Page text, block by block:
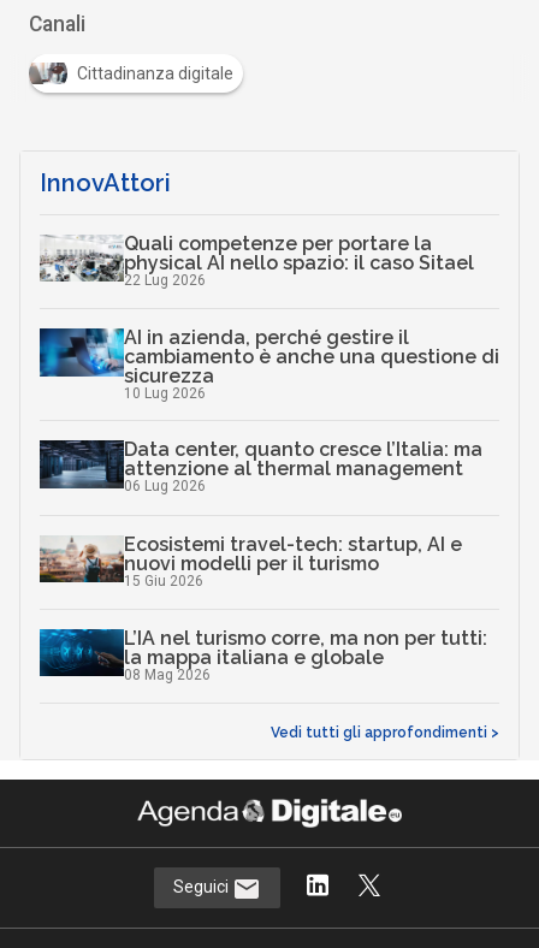
Canali
Cittadinanza digitale
InnovAttori
Quali competenze per portare la
physical AI nello spazio: il caso Sitael
22 Lug 2026
AI in azienda, perché gestire il
cambiamento è anche una questione di
sicurezza
10 Lug 2026
Data center, quanto cresce l’Italia: ma
attenzione al thermal management
06 Lug 2026
Ecosistemi travel-tech: startup, AI e
nuovi modelli per il turismo
15 Giu 2026
L’IA nel turismo corre, ma non per tutti:
la mappa italiana e globale
08 Mag 2026
Vedi tutti gli approfondimenti >
Seguici